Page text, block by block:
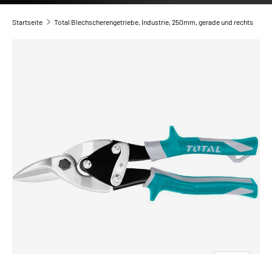
Startseite Total Blechscherengetriebe, Industrie, 250mm, gerade und rechts